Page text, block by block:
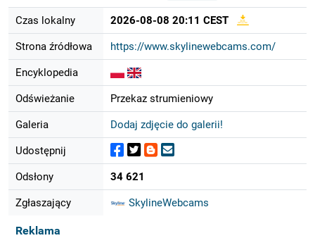
Czas lokalny 2026-08-08 20:11 CEST
Strona źródłowa https://www.skylinewebcams.com/
Encyklopedia
Odświeżanie Przekaz strumieniowy
Galeria Dodaj zdjęcie do galerii!
Udostępnij
Odsłony 34 621
Zgłaszający SkylineWebcams
Reklama